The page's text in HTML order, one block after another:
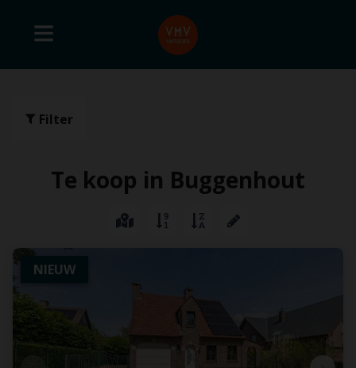
Filter
Te koop in Buggenhout
NIEUW